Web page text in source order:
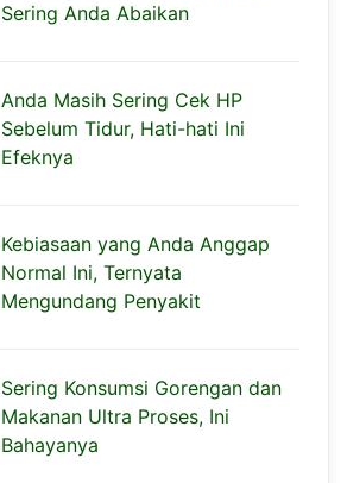
Sering Anda Abaikan
Anda Masih Sering Cek HP
Sebelum Tidur, Hati-hati Ini
Efeknya
Kebiasaan yang Anda Anggap
Normal Ini, Ternyata
Mengundang Penyakit
Sering Konsumsi Gorengan dan
Makanan Ultra Proses, Ini
Bahayanya